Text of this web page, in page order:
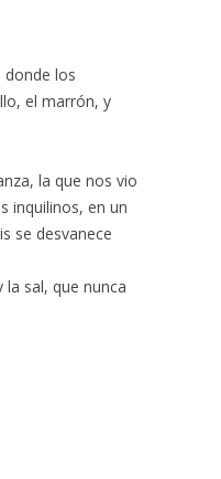
donde los
el marrón, y
la que nos vio
inquilinos, en un
se desvanece
sal, que nunca